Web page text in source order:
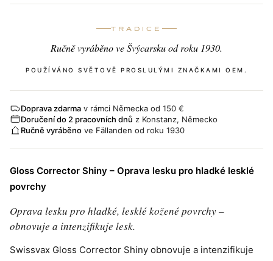
TRADICE
Ručně vyráběno ve Švýcarsku od roku 1930.
POUŽÍVÁNO SVĚTOVĚ PROSLULÝMI ZNAČKAMI OEM.
Doprava zdarma v rámci Německa od 150 €
Doručení do 2 pracovních dnů z Konstanz, Německo
Ručně vyráběno ve Fällanden od roku 1930
Gloss Corrector Shiny – Oprava lesku pro hladké lesklé
povrchy
Oprava lesku pro hladké, lesklé kožené povrchy –
obnovuje a intenzifikuje lesk.
Swissvax Gloss Corrector Shiny obnovuje a intenzifikuje